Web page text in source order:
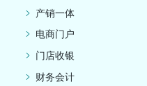
产销一体
电商门户
门店收银
财务会计